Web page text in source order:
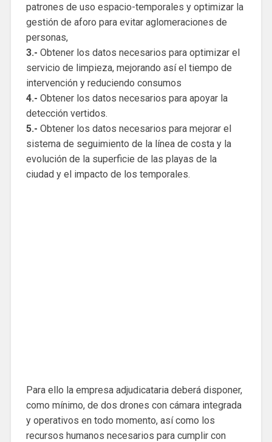
patrones de uso espacio-temporales y optimizar la
gestión de aforo para evitar aglomeraciones de
personas,
3.- Obtener los datos necesarios para optimizar el
servicio de limpieza, mejorando así el tiempo de
intervención y reduciendo consumos
4.- Obtener los datos necesarios para apoyar la
detección vertidos.
5.- Obtener los datos necesarios para mejorar el
sistema de seguimiento de la línea de costa y la
evolución de la superficie de las playas de la
ciudad y el impacto de los temporales.
Para ello la empresa adjudicataria deberá disponer,
como mínimo, de dos drones con cámara integrada
y operativos en todo momento, así como los
recursos humanos necesarios para cumplir con